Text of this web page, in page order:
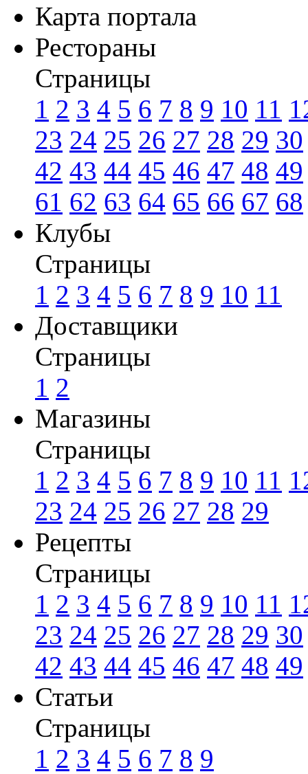
Карта портала
Рестораны
Страницы
1 2 3 4 5 6 7 8 9 10 11
23 24 25 26 27 28 29 30
42 43 44 45 46 47 48 49
61 62 63 64 65 66 67 68
Клубы
Страницы
1 2 3 4 5 6 7 8 9 10 11
Доставщики
Страницы
1 2
Магазины
Страницы
1 2 3 4 5 6 7 8 9 10 11
23 24 25 26 27 28 29
Рецепты
Страницы
1 2 3 4 5 6 7 8 9 10 11
23 24 25 26 27 28 29 30
42 43 44 45 46 47 48 49
Статьи
Страницы
1 2 3 4 5 6 7 8 9